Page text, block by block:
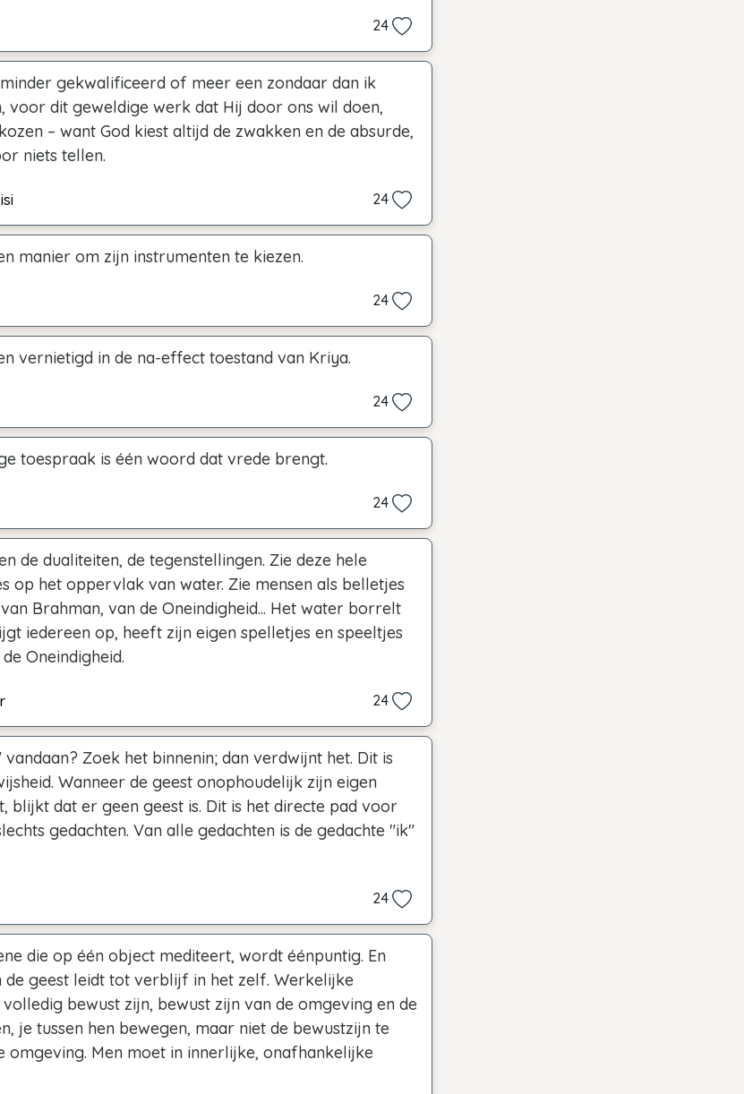
24
gekwalificeerd of meer een zondaar dan ik
voor dit geweldige werk dat Hij door ons wil doen,
– want God kiest altijd de zwakken en de absurde,
niets tellen.
24
manier om zijn instrumenten te kiezen.
24
vernietigd in de na-effect toestand van Kriya.
24
toespraak is één woord dat vrede brengt.
24
de dualiteiten, de tegenstellingen. Zie deze hele
op het oppervlak van water. Zie mensen als belletjes
Brahman, van de Oneindigheid... Het water borrelt
iedereen op, heeft zijn eigen spelletjes en speeltjes
Oneindigheid.
24
Zoek het binnenin; dan verdwijnt het. Dit is
Wanneer de geest onophoudelijk zijn eigen
blijkt dat er geen geest is. Dit is het directe pad voor
gedachten. Van alle gedachten is de gedachte "ik"
24
die op één object mediteert, wordt éénpuntig. En
de geest leidt tot verblijf in het zelf. Werkelijke
bewust zijn, bewust zijn van de omgeving en de
je tussen hen bewegen, maar niet de bewustzijn te
omgeving. Men moet in innerlijke, onafhankelijke